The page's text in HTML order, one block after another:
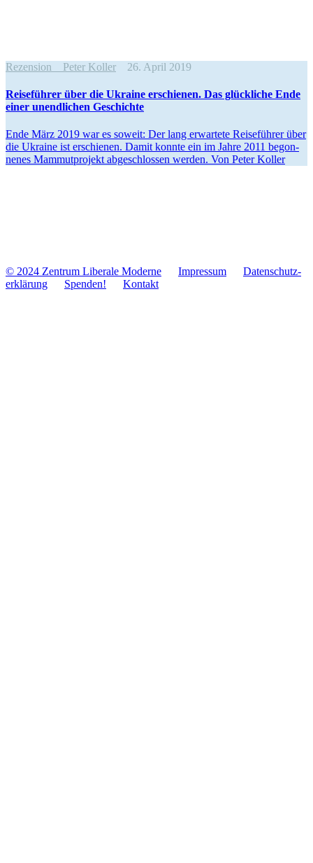
Rezension Peter Koller 26. April 2019
Rei­se­füh­rer über die Ukraine erschie­nen. Das glück­li­che Ende
einer unend­li­chen Geschichte
Ende März 2019 war es soweit: Der lang erwar­tete Rei­se­füh­rer über
die Ukraine ist erschie­nen. Damit konnte ein im Jahre 2011 begon­
ne­nes Mam­mut­pro­jekt abge­schlos­sen werden. Von Peter Koller
© 2024 Zentrum Libe­rale Moderne Impres­sum
Daten­schutz­
er­klä­rung
Spenden! Kontakt